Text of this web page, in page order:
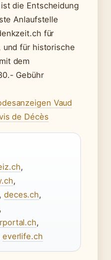
die Entscheidung
Anlaufstelle
für
und für historische
dem
Gebühr
Vaud
de Décès
,
,
, deces.ch,
,
,
everlife.ch